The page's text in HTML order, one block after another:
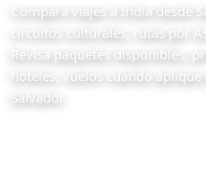
Compara viajes a India desde
circuitos culturales, rutas por
Revisa paquetes disponibles,
hoteles, vuelos cuando
Salvador.